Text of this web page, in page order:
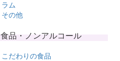
ラム
その他
食品・ノンアルコール
こだわりの食品